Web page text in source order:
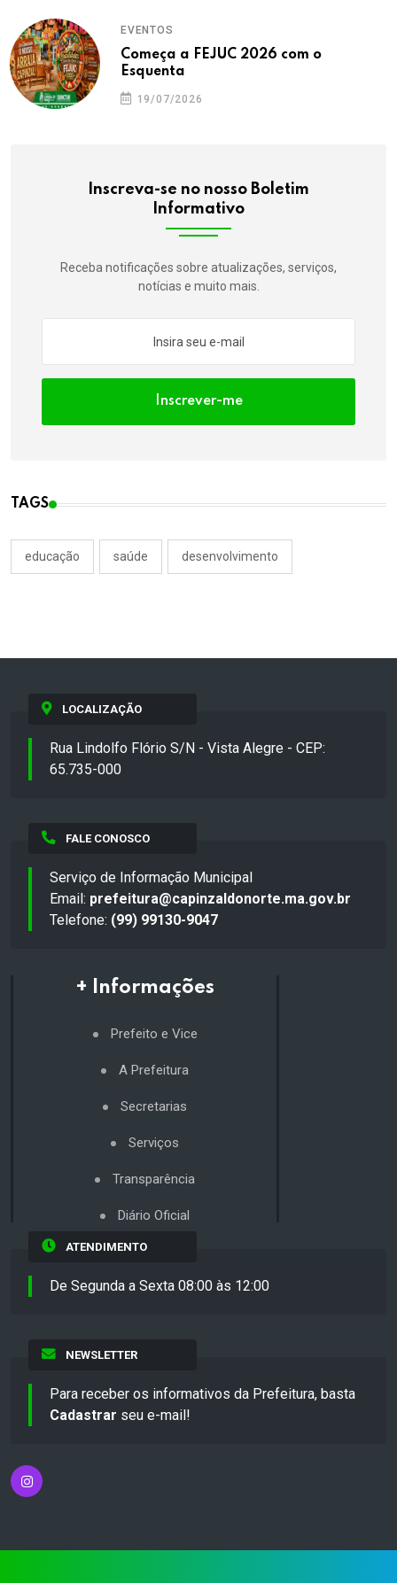
EVENTOS
Começa a FEJUC 2026 com o
Esquenta
19/07/2026
Inscreva-se no nosso Boletim
Informativo
Receba notificações sobre atualizações, serviços,
notícias e muito mais.
Inscrever-me
TAGS
educação saúde desenvolvimento
LOCALIZAÇÃO
Rua Lindolfo Flório S/N - Vista Alegre - CEP:
65.735-000
FALE CONOSCO
Serviço de Informação Municipal
Email: prefeitura@capinzaldonorte.ma.gov.br
Telefone: (99) 99130-9047
+ Informações
Prefeito e Vice
A Prefeitura
Secretarias
Serviços
Transparência
Diário Oficial
ATENDIMENTO
De Segunda a Sexta 08:00 às 12:00
NEWSLETTER
Para receber os informativos da Prefeitura, basta
Cadastrar seu e-mail!